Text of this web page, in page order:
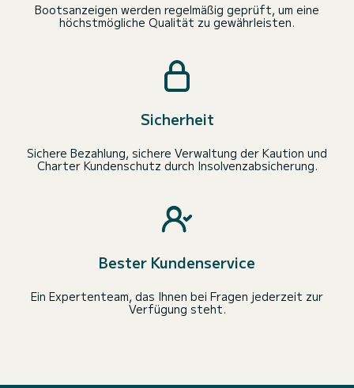
Bootsanzeigen werden regelmäßig geprüft, um eine
höchstmögliche Qualität zu gewährleisten.
Sicherheit
Sichere Bezahlung, sichere Verwaltung der Kaution und
Charter Kundenschutz durch Insolvenzabsicherung.
Bester Kundenservice
Ein Expertenteam, das Ihnen bei Fragen jederzeit zur
Verfügung steht.